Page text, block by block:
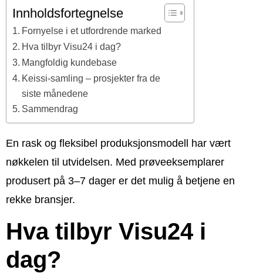
Innholdsfortegnelse
Fornyelse i et utfordrende marked
Hva tilbyr Visu24 i dag?
Mangfoldig kundebase
Keissi-samling – prosjekter fra de
siste månedene
Sammendrag
En rask og fleksibel produksjonsmodell har vært
nøkkelen til utvidelsen. Med prøveeksemplarer
produsert på 3–7 dager er det mulig å betjene en
rekke bransjer.
Hva tilbyr Visu24 i
dag?